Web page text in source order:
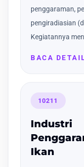
penggaraman,
pengiradiasian
Kegiatannya
BACA
10211
Industri
Ikan